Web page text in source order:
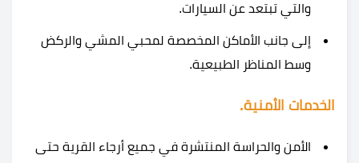
والتي تبتعد عن السيارات.
إلى جانب الأماكن المخصصة لمحبي المشي والركض
وسط المناظر الطبيعية.
الخدمات الأمنية.
الأمن والحراسة المنتشرة في جميع أرجاء القرية حتى